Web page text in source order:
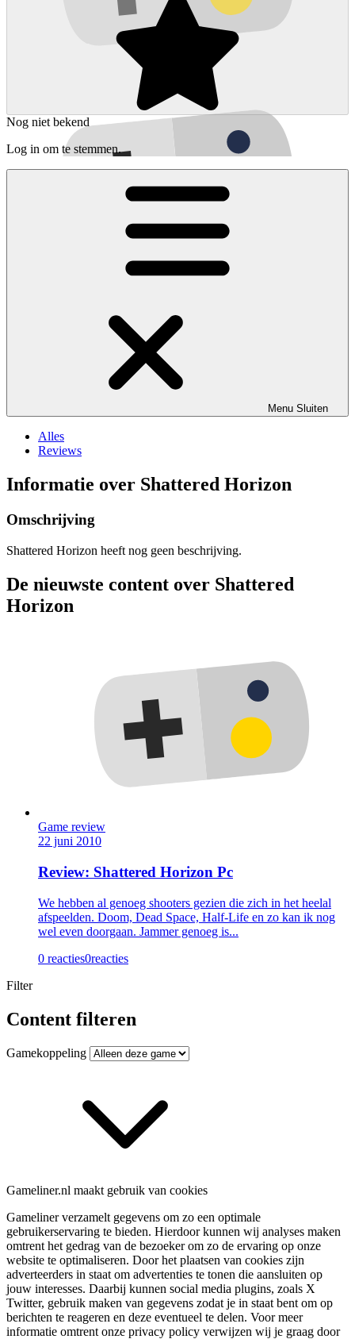
Nog niet bekend
Log in om te stemmen.
Menu Sluiten
Alles
Reviews
Informatie over Shattered Horizon
Omschrijving
Shattered Horizon heeft nog geen beschrijving.
De nieuwste content over Shattered
Horizon
Game review
22 juni 2010
Review: Shattered Horizon Pc
We hebben al genoeg shooters gezien die zich in het heelal
afspeelden. Doom, Dead Space, Half-Life en zo kan ik nog
wel even doorgaan. Jammer genoeg is...
0 reacties0reacties
Filter
Content filteren
Gamekoppeling
Gameliner.nl maakt gebruik van cookies
Gameliner verzamelt gegevens om zo een optimale
gebruikerservaring te bieden. Hierdoor kunnen wij analyses maken
omtrent het gedrag van de bezoeker om zo de ervaring op onze
website te optimaliseren. Door het plaatsen van cookies zijn
adverteerders in staat om advertenties te tonen die aansluiten op
jouw interesses. Daarbij kunnen social media plugins, zoals X
Twitter, gebruik maken van gegevens zodat je in staat bent om op
berichten te reageren en deze eventueel te delen. Voor meer
informatie omtrent onze privacy policy verwijzen wij je graag door